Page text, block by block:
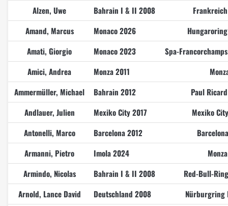
Alzen, Uwe
Bahrain I & II 2008
Amand, Marcus
Monaco 2026
Amati, Giorgio
Monaco 2023
Spa-
Amici, Andrea
Monza 2011
Ammermüller, Michael
Bahrain 2012
Paul
Andlauer, Julien
Mexiko City 2017
Mexiko
Antonelli, Marco
Barcelona 2012
Armanni, Pietro
Imola 2024
Armindo, Nicolas
Bahrain I & II 2008
Red-Bull-
Arnold, Lance David
Deutschland 2008
Nürburgring